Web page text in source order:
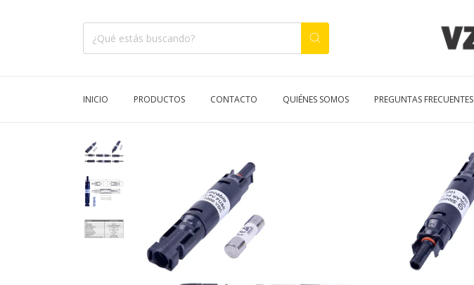
INICIO PRODUCTOS CONTACTO QUIÉNES SOMOS PREGUNTAS FRECUENTES